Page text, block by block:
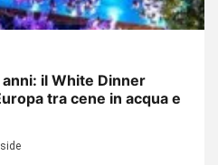
il White Dinner
tra cene in acqua e